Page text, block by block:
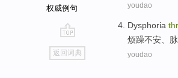
权威例句
go
top
返回词典
youdao
Dysphoria
烦躁不安、
youdao